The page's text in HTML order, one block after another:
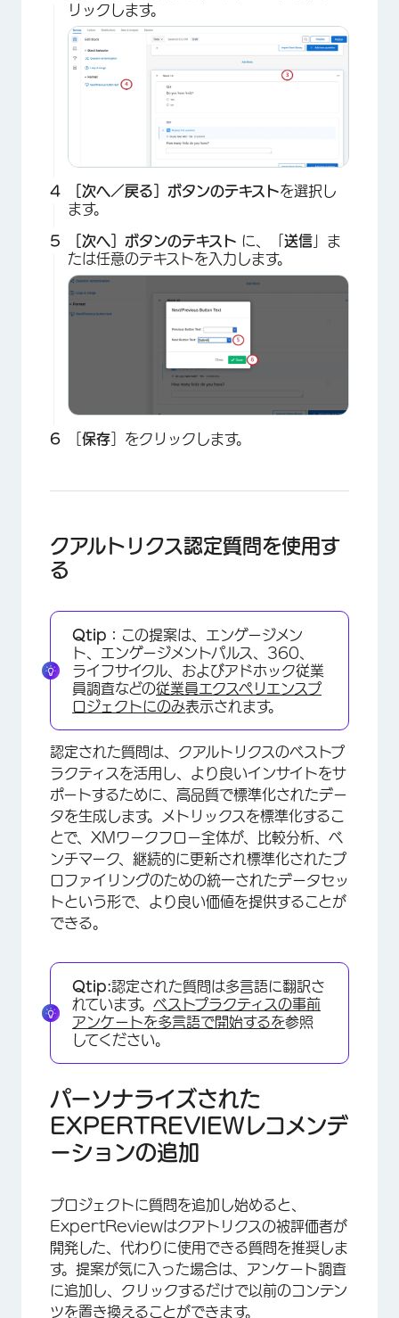
×
×
リックします。
×
［次へ／戻る］ボタンのテキストを選択し
ます。
［次へ］ボタンのテキスト に、「 送信 」ま
たは任意のテキストを入力します。
保存 ］をクリックします。
クアルトリクス認定質問を使用す
る
Qtip： この提案は、エンゲージメン
ト、エンゲージメントパルス、360、
ライフサイクル、およびアドホック従業
員調査などの従業員エクスペリエンスプ
ロジェクトにのみ表示されます。
認定された質問は、クアルトリクスのベストプ
ラクティスを活用し、より良いインサイトをサ
ポートするために、高品質で標準化されたデー
タを生成します。メトリックスを標準化するこ
とで、XMワークフロー全体が、比較分析、ベ
ンチマーク、継続的に更新され標準化されたプ
ロファイリングのための統一されたデータセッ
トという形で、より良い価値を提供することが
できる。
Qtip:認定された質問は多言語に翻訳さ
れています。 ベストプラクティスの事前
アンケートを多言語で開始するを参照
してください。
パーソナライズされた
EXPERTREVIEWレコメンデ
ーションの追加
プロジェクトに質問を追加し始めると、
ExpertReviewはクアトリクスの被評価者が
開発した、代わりに使用できる質問を推奨しま
す。提案が気に入った場合は、アンケート調査
に追加し、クリックするだけで以前のコンテン
ツを置き換えることができます。